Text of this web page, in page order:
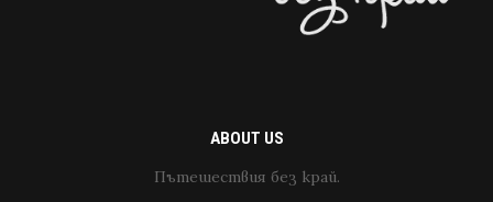
ABOUT US
Пътешествия без край.